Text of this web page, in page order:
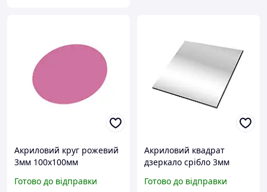
Акриловий круг рожевий
3мм 100х100мм
Готово до відправки
Акриловий квадрат
дзеркало срібло 3мм
Готово до відправки